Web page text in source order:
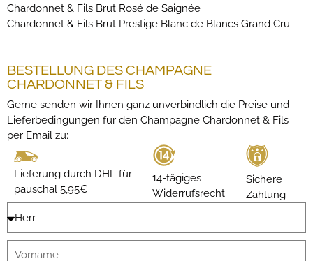
Chardonnet & Fils Brut Rosé de Saignée
Chardonnet & Fils Brut Prestige Blanc de Blancs Grand Cru
BESTELLUNG DES CHAMPAGNE
CHARDONNET & FILS
Gerne senden wir Ihnen ganz unverbindlich die Preise und
Lieferbedingungen für den Champagne Chardonnet & Fils
per Email zu:
Lieferung durch DHL für
pauschal 5,95€
14-tägiges
Widerrufsrecht
Sichere
Zahlung